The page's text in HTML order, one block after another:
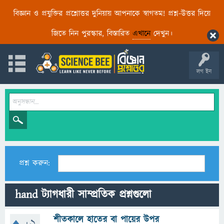
বিজ্ঞান ও প্রযুক্তির প্রশ্নোত্তর দুনিয়ায় আপনাকে স্বাগতম! প্রশ্ন-উত্তর দিয়ে
জিতে নিন পুরস্কার, বিস্তারিত এখানেদেখুন।
লগ ইন
প্রশ্ন করুন:
hand ট্যাগধারী সাম্প্রতিক প্রশ্নগুলো
শীতকালে হাতের বা পায়ের উপর